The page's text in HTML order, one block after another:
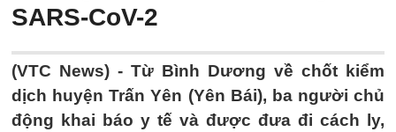
SARS-CoV-2
(VTC News) - Từ Bình Dương về chốt kiểm
dịch huyện Trấn Yên (Yên Bái), ba người chủ
động khai báo y tế và được đưa đi cách ly,